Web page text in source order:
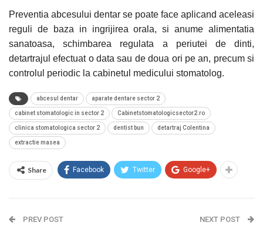
Preventia abcesului dentar se poate face aplicand aceleasi
reguli de baza in ingrijirea orala, si anume alimentatia
sanatoasa, schimbarea regulata a periutei de dinti,
detartrajul efectuat o data sau de doua ori pe an, precum si
controlul periodic la cabinetul medicului stomatolog.
abcesul dentar aparate dentare sector 2
cabinet stomatologic in sector 2 Cabinetstomatologicsector2.ro
clinica stomatologica sector 2 dentist bun detartraj Colentina
extractie masea
Share Facebook Twitter Google+
PREV POST NEXT POST